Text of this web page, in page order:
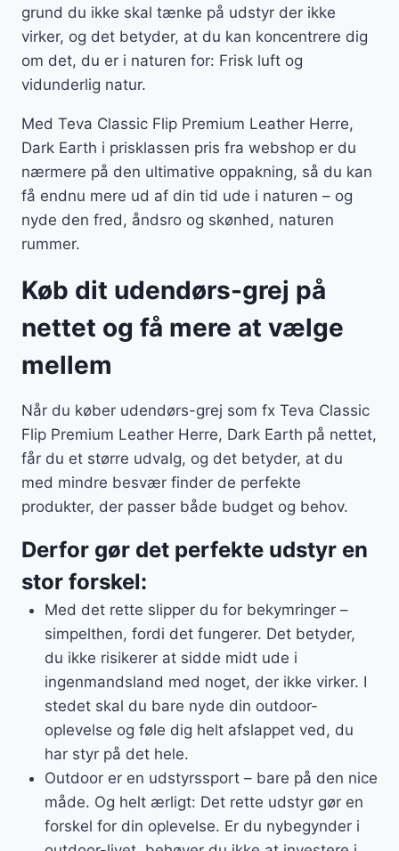
grund du ikke skal tænke på udstyr der ikke
virker, og det betyder, at du kan koncentrere dig
om det, du er i naturen for: Frisk luft og
vidunderlig natur.
Med Teva Classic Flip Premium Leather Herre,
Dark Earth i prisklassen pris fra webshop er du
nærmere på den ultimative oppakning, så du kan
få endnu mere ud af din tid ude i naturen – og
nyde den fred, åndsro og skønhed, naturen
rummer.
Køb dit udendørs-grej på
nettet og få mere at vælge
mellem
Når du køber udendørs-grej som fx Teva Classic
Flip Premium Leather Herre, Dark Earth på nettet,
får du et større udvalg, og det betyder, at du
med mindre besvær finder de perfekte
produkter, der passer både budget og behov.
Derfor gør det perfekte udstyr en
stor forskel:
Med det rette slipper du for bekymringer –
simpelthen, fordi det fungerer. Det betyder,
du ikke risikerer at sidde midt ude i
ingenmandsland med noget, der ikke virker. I
stedet skal du bare nyde din outdoor-
oplevelse og føle dig helt afslappet ved, du
har styr på det hele.
Outdoor er en udstyrssport – bare på den nice
måde. Og helt ærligt: Det rette udstyr gør en
forskel for din oplevelse. Er du nybegynder i